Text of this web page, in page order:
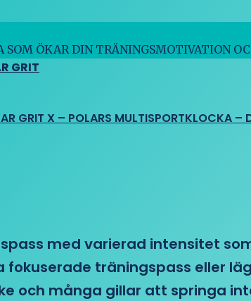
SOM ÖKAR DIN TRÄNINGSMOTIVATION
GRIT X – POLARS MULTISPORTKLOCKA –
med varierad intensitet
fokuserade träningspass eller
och många gillar att springa